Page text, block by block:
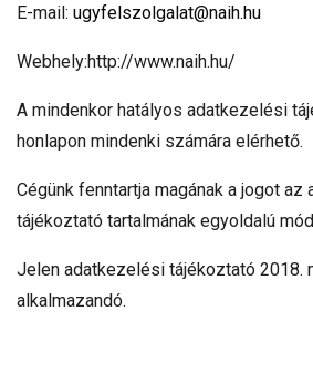
E-mail: ugyfelszolgalat@naih.hu
Webhely:http://www.naih.hu/
A mindenkor hatályos adatkezelési
honlapon mindenki számára elérhető.
Cégünk fenntartja magának a jogot
tájékoztató tartalmának egyoldalú
Jelen adatkezelési tájékoztató 2018.
alkalmazandó.